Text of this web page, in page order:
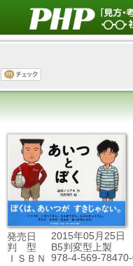
発売日
2015年05月25日
判 型
B5判変型上製
ＩＳＢＮ
978-4-569-